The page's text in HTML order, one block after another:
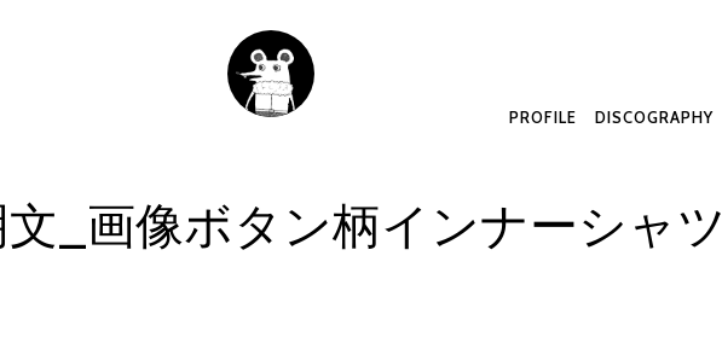
DISCOGRAPHY
PROFILE
_画像ボタン柄インナーシャツ